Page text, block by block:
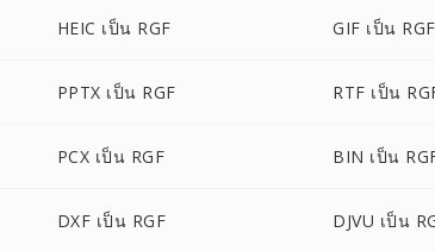
HEIC เป็น RGF GIF เป็น RGF
PPTX เป็น RGF RTF เป็น
PCX เป็น RGF BIN เป็น
DXF เป็น RGF DJVU เป็น